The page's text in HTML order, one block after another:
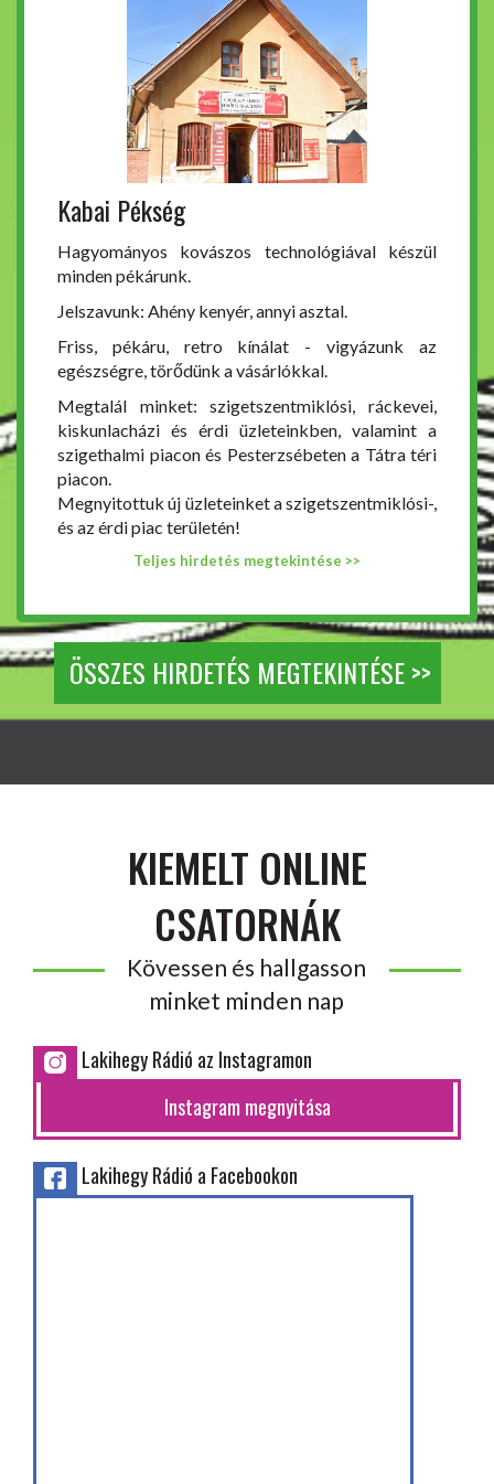
Kabai Pékség
Hagyományos kovászos technológiával készül
minden pékárunk.
Jelszavunk: Ahény kenyér, annyi asztal.
Friss, pékáru, retro kínálat - vigyázunk az
egészségre, törődünk a vásárlókkal.
Megtalál minket: szigetszentmiklósi, ráckevei,
kiskunlacházi és érdi üzleteinkben, valamint a
szigethalmi piacon és Pesterzsébeten a Tátra téri
piacon.
Megnyitottuk új üzleteinket a szigetszentmiklósi-,
és az érdi piac területén!
Teljes hirdetés megtekintése >>
ÖSSZES HIRDETÉS MEGTEKINTÉSE >>
KIEMELT ONLINE
CSATORNÁK
Kövessen és hallgasson
minket minden nap
Lakihegy Rádió az Instagramon
Instagram megnyitása
Lakihegy Rádió a Facebookon